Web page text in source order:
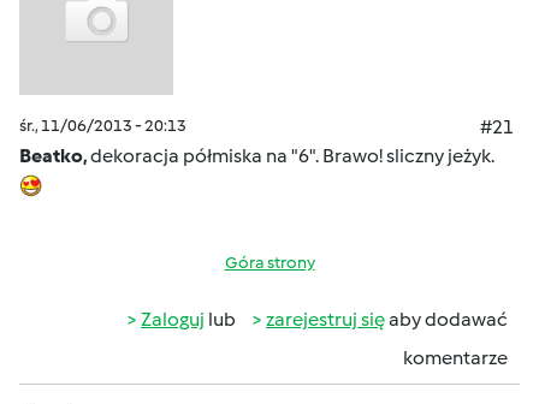
śr., 11/06/2013 - 20:13
#21
Beatko,dekoracja półmiska na "6". Brawo! sliczny jeżyk.
Góra strony
Zaloguj lub zarejestruj sięaby dodawać
komentarze